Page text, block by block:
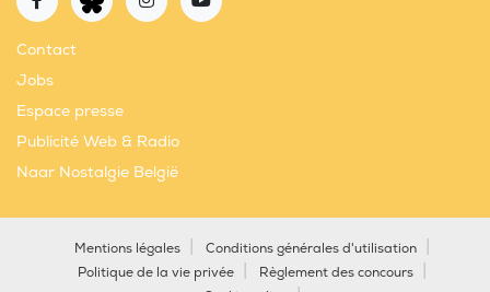
Contact
Jobs
Espace presse
Publicité Web & Radio
Naar Nostalgie België
Mentions légales
Conditions générales d'utilisation
Politique de la vie privée
Règlement des concours